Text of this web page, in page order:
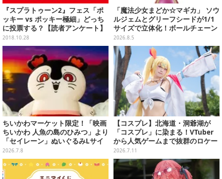
『スプラトゥーン2』フェス「ポ
ッキー vs ポッキー極細」どっち
に投票する？【読者アンケート】
2018.10.28
「魔法少女まどか☆マギカ」 ソウ
ルジェムとグリーフシードが1/1
サイズで立体化！ボールチェーン
を外せばフィギュアとして飾れる
ガシャポン全6種
2026.8.5
ちいかわマーケット限定！「映画
ちいかわ 人魚の島のひみつ」より
「セイレーン」ぬいぐるみLサイ
ズが7月24日より予約開始
2026.7.8
【コスプレ】北海道・洞爺湖が
「コスプレ」に染まる！VTuber
から人気ゲームまで抜群のロケー
ションも必見な美女レイヤー10選
【写真45枚】
2026.7.11